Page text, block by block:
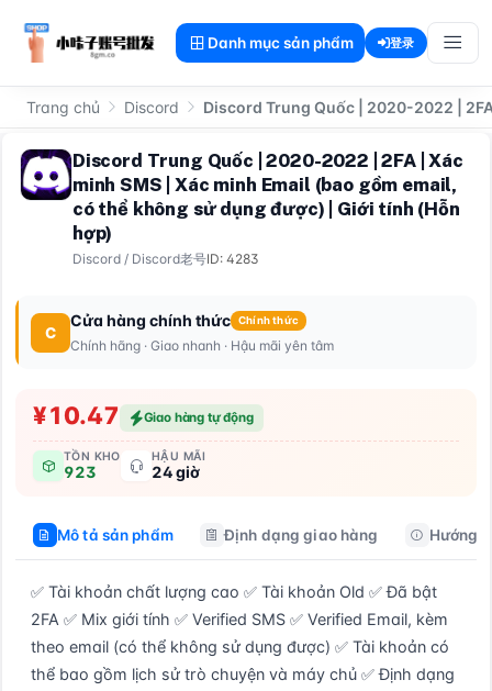
Danh mục sản phẩm 登录
Trang chủ Discord Discord Trung Quốc | 2020-2022 |
Discord Trung Quốc | 2020-2022 | 2FA | Xác
minh SMS | Xác minh Email (bao gồm email,
có thể không sử dụng được) | Giới tính (Hỗn
hợp)
Discord / Discord老号ID: 4283
C
Cửa hàng chính thức Chính thức
Chính hãng · Giao nhanh · Hậu mãi yên tâm
¥10.47 Giao hàng tự động
TỒN KHO
923
HẬU MÃI
24 giờ
Mô tả sản phẩm Định dạng giao hàng Hướng
✅ Tài khoản chất lượng cao ✅ Tài khoản Old ✅ Đã bật
2FA ✅ Mix giới tính ✅ Verified SMS ✅ Verified Email, kèm
theo email (có thể không sử dụng được) ✅ Tài khoản có
thể bao gồm lịch sử trò chuyện và máy chủ ✅ Định dạng